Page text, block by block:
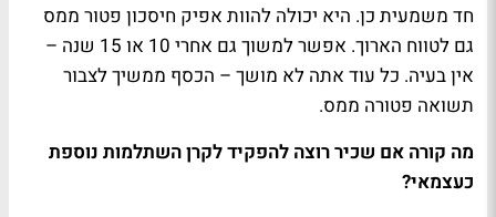
חד משמעית כן. היא יכולה להוות אפיק חיסכון פטור ממס
גם לטווח הארוך. אפשר למשוך גם אחרי 10 או 15 שנה –
אין בעיה. כל עוד אתה לא מושך – הכסף ממשיך לצבור
תשואה פטורה ממס.
מה קורה אם שכיר רוצה להפקיד לקרן השתלמות נוספת
כעצמאי?